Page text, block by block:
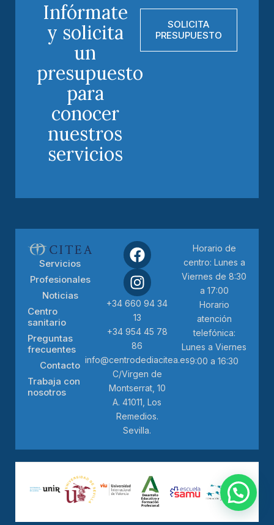
Infórmate
y solicita
un
presupuesto
para
conocer
nuestros
servicios
SOLICITA
PRESUPUESTO
Servicios
Profesionales
Noticias
Centro
sanitario
Preguntas
frecuentes
Contacto
Trabaja con
nosotros
+34 660 94 34
13
+34 954 45 78
86
info@centrodediacitea.es
C/Virgen de
Montserrat, 10
A. 41011, Los
Remedios.
Sevilla.
Horario de
centro: Lunes a
Viernes de 8:30
a 17:00
Horario
atención
telefónica:
Lunes a Viernes
9:00 a 16:30